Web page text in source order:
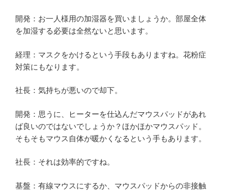
開発：お一人様用の加湿器を買いましょうか。部屋全体
を加湿する必要は全然ないと思います。
経理：マスクをかけるという手段もありますね。花粉症
対策にもなります。
社長：気持ちが悪いので却下。
開発：思うに、ヒーターを仕込んだマウスパッドがあれ
ば良いのではないでしょうか？ほかほかマウスパッド。
そもそもマウス自体が暖かくなるという手もあります。
社長：それは効率的ですね。
基盤：有線マウスにするか、マウスパッドからの非接触